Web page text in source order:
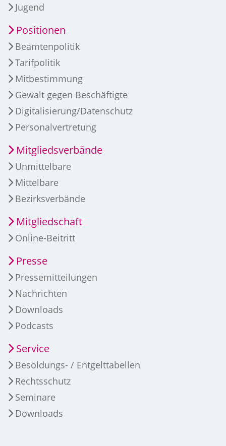
Jugend
Positionen
Beamtenpolitik
Tarifpolitik
Mitbestimmung
Gewalt gegen Beschäftigte
Digitalisierung/Datenschutz
Personalvertretung
Mitgliedsverbände
Unmittelbare
Mittelbare
Bezirksverbände
Mitgliedschaft
Online-Beitritt
Presse
Pressemitteilungen
Nachrichten
Downloads
Podcasts
Service
Besoldungs- / Entgelttabellen
Rechtsschutz
Seminare
Downloads